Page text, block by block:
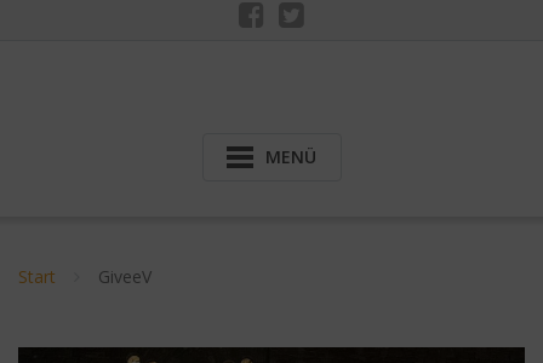
MENÜ
Start GiveeV